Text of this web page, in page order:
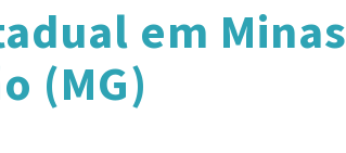
em Minas
(MG)